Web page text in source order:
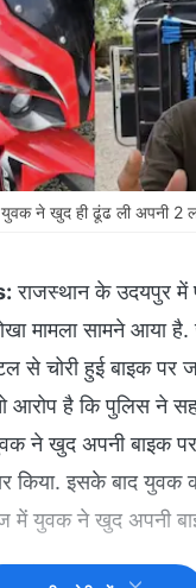
युवक ने खुद ही ढूंढ ली अपनी 2
राजस्थान के उदयपुर में
मामला सामने आया
से चोरी हुई बाइक
आरोप है कि पुलिस ने
ने खुद अपनी बाइक
किया. इसके बाद युवक
में युवक ने खुद अपनी
ली बाइक